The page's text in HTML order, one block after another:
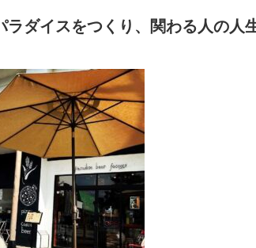
ダイスをつくり、関わる人の人